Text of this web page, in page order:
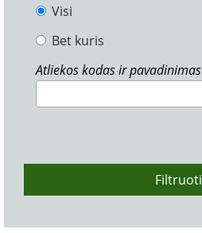
Visi
Bet kuris
Atliekos kodas ir pavadinimas
Filtruoti